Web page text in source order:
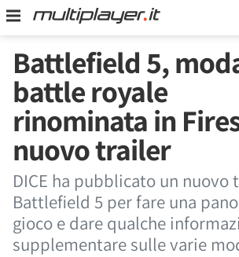
Battlefield 5,
battle royale
rinominata in
nuovo trailer
DICE ha pubblicato un nuovo
Battlefield 5 per fare una
gioco e dare qualche
supplementare sulle varie